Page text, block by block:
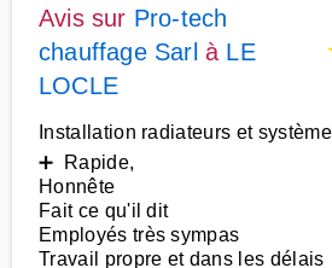
Avis sur Pro-tech
chauffage Sarl à LE
LOCLE
Installation radiateurs et
➕ Rapide,
Honnête
Fait ce qu'il dit
Employés très sympas
Travail propre et dans les délais